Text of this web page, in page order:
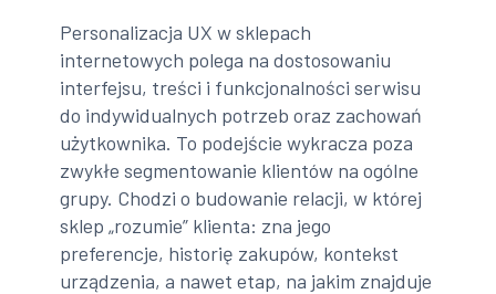
Personalizacja UX w sklepach
internetowych polega na dostosowaniu
interfejsu, treści i funkcjonalności serwisu
do indywidualnych potrzeb oraz zachowań
użytkownika. To podejście wykracza poza
zwykłe segmentowanie klientów na ogólne
grupy. Chodzi o budowanie relacji, w której
sklep „rozumie” klienta: zna jego
preferencje, historię zakupów, kontekst
urządzenia, a nawet etap, na jakim znajduje